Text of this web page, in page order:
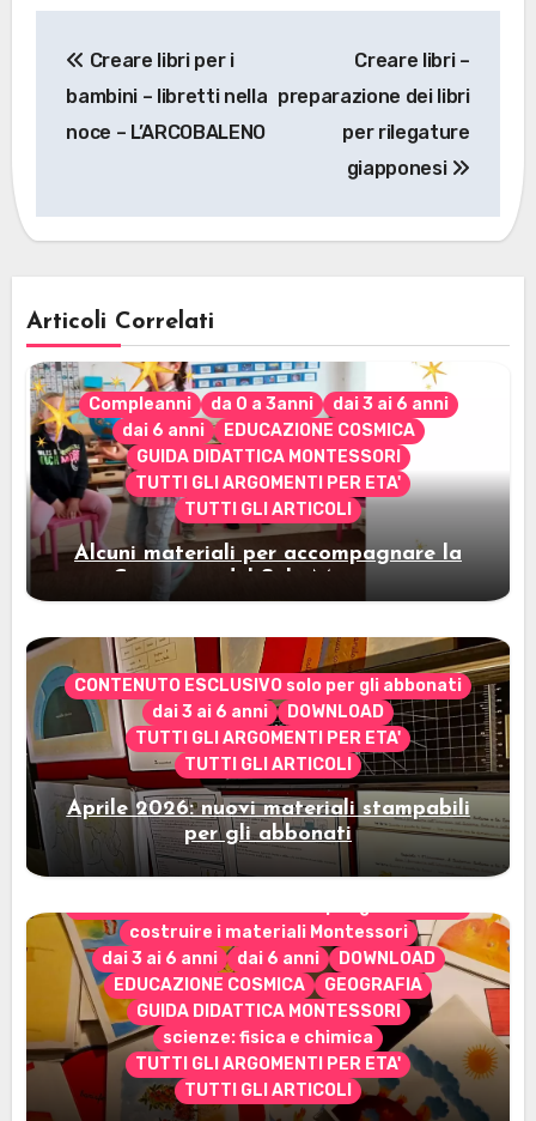
articoli
Creare libri per i
bambini – libretti nella
noce – L’ARCOBALENO
Creare libri –
preparazione dei libri
per rilegature
giapponesi
Articoli Correlati
Compleanni da 0 a 3anni
dai 3 ai 6 anni
dai 6 anni
EDUCAZIONE COSMICA
GUIDA DIDATTICA MONTESSORI
TUTTI GLI ARGOMENTI PER ETA'
TUTTI GLI ARTICOLI
Alcuni materiali per accompagnare la
Cerimonia del Sole Montessori
CONTENUTO ESCLUSIVO solo per gli abbonati
dai 3 ai 6 anni
DOWNLOAD
TUTTI GLI ARGOMENTI PER ETA'
TUTTI GLI ARTICOLI
Aprile 2026: nuovi materiali stampabili
per gli abbonati
costruire i materiali Montessori
dai 3 ai 6 anni
dai 6 anni
DOWNLOAD
EDUCAZIONE COSMICA
GEOGRAFIA
GUIDA DIDATTICA MONTESSORI
scienze: fisica e chimica
TUTTI GLI ARGOMENTI PER ETA'
TUTTI GLI ARTICOLI